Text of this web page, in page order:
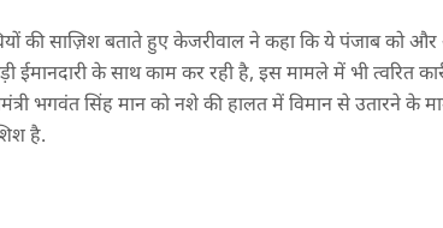
की साज़िश बताते हुए केजरीवाल ने कहा कि ये पंजाब को
के साथ काम कर रही है, इस मामले में भी त्वरित
भगवंत सिंह मान को नशे की हालत में विमान से उतारने के
है.